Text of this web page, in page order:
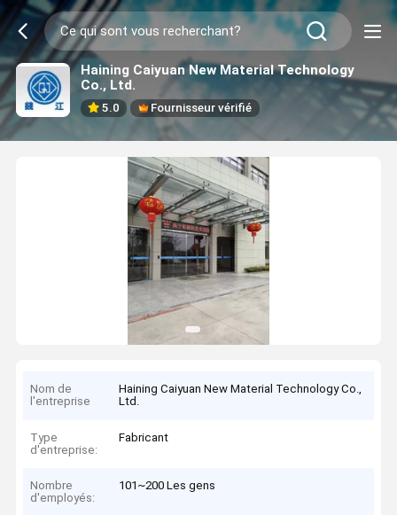
Haining Caiyuan New Material Technology
Co., Ltd.
5.0 Fournisseur vérifié
Nom de
l'entreprise
Haining Caiyuan New Material Technology Co.,
Ltd.
Type
d'entreprise:
Fabricant
Nombre
d'employés:
101~200 Les gens